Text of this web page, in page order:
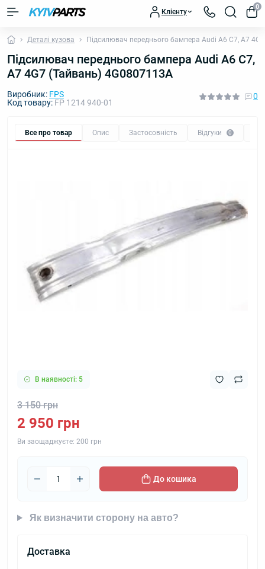
Клієнту
0
Деталі кузова Підсилювач переднього бампера Audi A6 C7, A7
Підсилювач переднього бампера Audi A6 C7,
A7 4G7 (Тайвань) 4G0807113A
Виробник: FPS
Код товару: FP 1214 940-01
0
Все про товар Опис Застосовність Відгуки 0
В наявності: 5
3 150 грн
2 950 грн
Ви заощаджуєте: 200 грн
До кошика
Як визначити сторону на авто?
Доставка